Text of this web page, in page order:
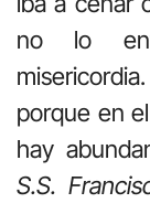
no lo
porque en
hay
S.S.